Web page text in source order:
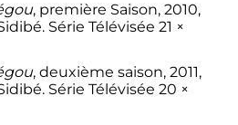
, première Saison, 2010,
Série Télévisée 21 ×
, deuxième saison, 2011,
Série Télévisée 20 ×